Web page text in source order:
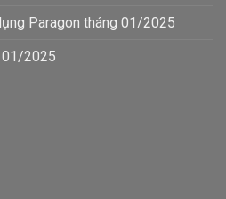
Paragon tháng 01/2025
01/2025